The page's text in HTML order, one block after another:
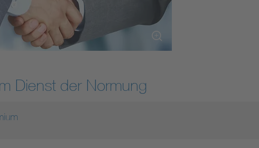
DIN VDE 0100 für sichere Elektroinstallationen
Elektrofachkraft (EFK)
Dienst der Normung